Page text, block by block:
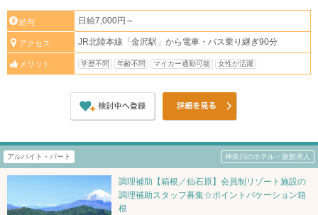
給与 日給7,000円～
アクセス JR北陸本線「金沢駅」から電車・バス乗り継ぎ90分
メリット 学歴不問 年齢不問 マイカー通勤可能 女性が活躍
アルバイト・パート 神奈川のホテル・旅館求人
調理補助【箱根／仙石原】会員制リゾート施設の
調理補助スタッフ募集☆ポイントバケーション箱
根